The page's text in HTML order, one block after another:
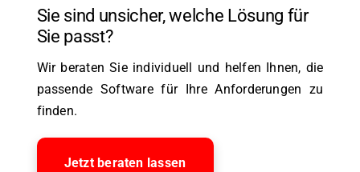
Sie sind unsicher, welche Lösung für
Sie passt?
Wir beraten Sie individuell und helfen Ihnen, die
passende Software für Ihre Anforderungen zu
finden.
Jetzt beraten lassen